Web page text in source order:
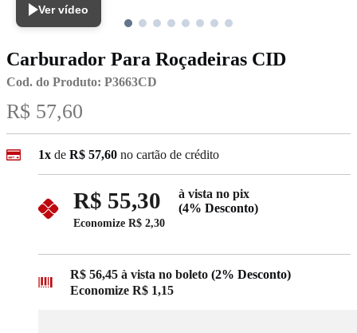
Ver vídeo
Carburador Para Roçadeiras CID
Cod. do Produto: P3663CD
R$ 57,60
1x de R$ 57,60 no cartão de crédito
R$ 55,30
à vista no pix
(4% Desconto)
Economize R$ 2,30
R$ 56,45 à vista no boleto (2% Desconto)
Economize R$ 1,15